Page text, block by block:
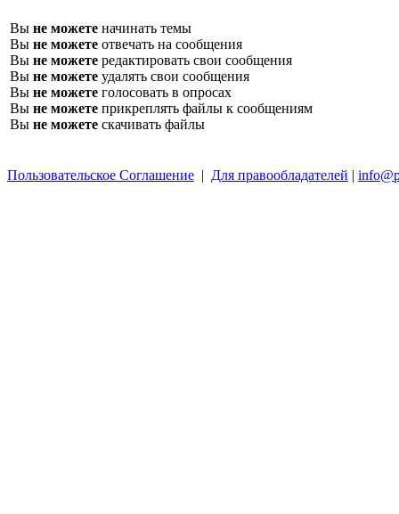
Вы не можете начинать темы
Вы не можете отвечать на сообщения
Вы не можете редактировать свои сообщения
Вы не можете удалять свои сообщения
Вы не можете голосовать в опросах
Вы не можете прикреплять файлы к сообщениям
Вы не можете скачивать файлы
Пользовательское Соглашение | Для правообладателей |